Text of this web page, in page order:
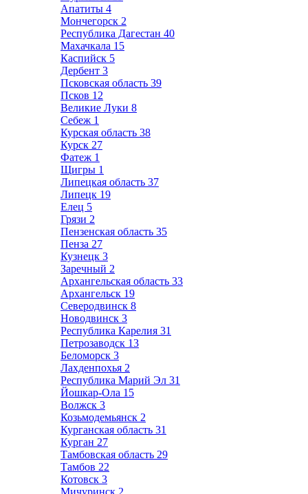
Апатиты 4
Мончегорск 2
Республика Дагестан 40
Махачкала 15
Каспийск 5
Дербент 3
Псковская область 39
Псков 12
Великие Луки 8
Себеж 1
Курская область 38
Курск 27
Фатеж 1
Щигры 1
Липецкая область 37
Липецк 19
Елец 5
Грязи 2
Пензенская область 35
Пенза 27
Кузнецк 3
Заречный 2
Архангельская область 33
Архангельск 19
Северодвинск 8
Новодвинск 3
Республика Карелия 31
Петрозаводск 13
Беломорск 3
Лахденпохья 2
Республика Марий Эл 31
Йошкар-Ола 15
Волжск 3
Козьмодемьянск 2
Курганская область 31
Курган 27
Тамбовская область 29
Тамбов 22
Котовск 3
Мичуринск 2